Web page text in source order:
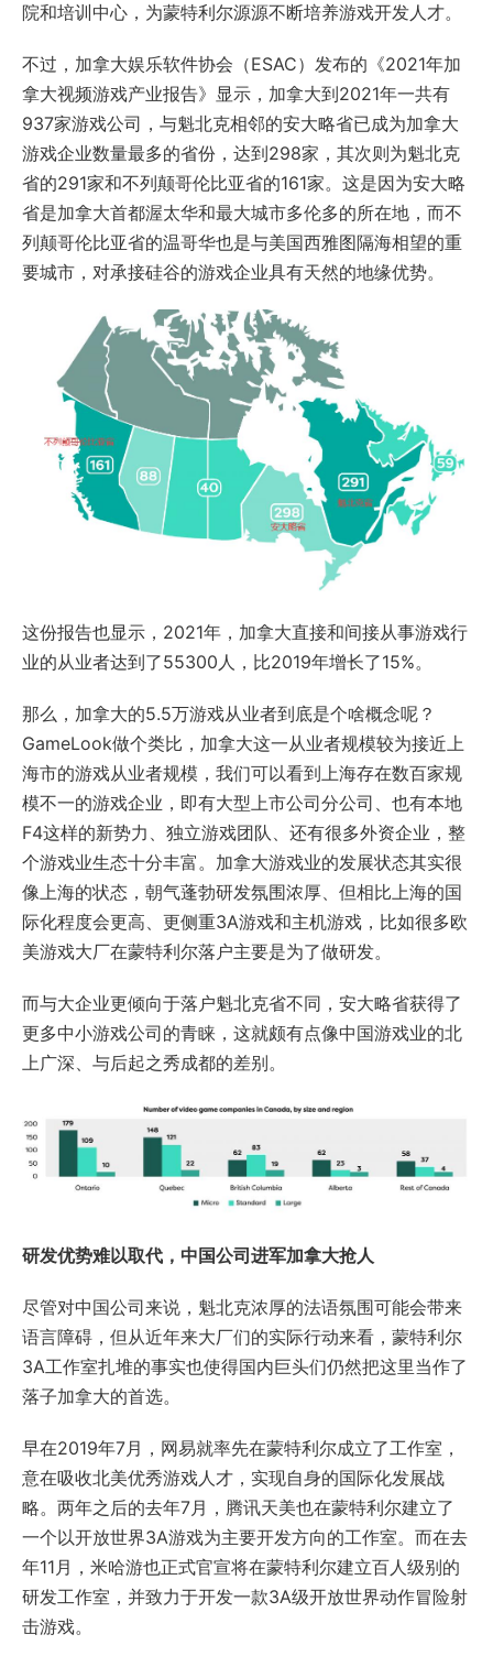
院和培训中心，为蒙特利尔源源不断培养游戏开发人才。
不过，加拿大娱乐软件协会（ESAC）发布的《2021年加
拿大视频游戏产业报告》显示，加拿大到2021年一共有
937家游戏公司，与魁北克相邻的安大略省已成为加拿大
游戏企业数量最多的省份，达到298家，其次则为魁北克
省的291家和不列颠哥伦比亚省的161家。这是因为安大略
省是加拿大首都渥太华和最大城市多伦多的所在地，而不
列颠哥伦比亚省的温哥华也是与美国西雅图隔海相望的重
要城市，对承接硅谷的游戏企业具有天然的地缘优势。
这份报告也显示，2021年，加拿大直接和间接从事游戏行
业的从业者达到了55300人，比2019年增长了15%。
那么，加拿大的5.5万游戏从业者到底是个啥概念呢？
GameLook做个类比，加拿大这一从业者规模较为接近上
海市的游戏从业者规模，我们可以看到上海存在数百家规
模不一的游戏企业，即有大型上市公司分公司、也有本地
F4这样的新势力、独立游戏团队、还有很多外资企业，整
个游戏业生态十分丰富。加拿大游戏业的发展状态其实很
像上海的状态，朝气蓬勃研发氛围浓厚、但相比上海的国
际化程度会更高、更侧重3A游戏和主机游戏，比如很多欧
美游戏大厂在蒙特利尔落户主要是为了做研发。
而与大企业更倾向于落户魁北克省不同，安大略省获得了
更多中小游戏公司的青睐，这就颇有点像中国游戏业的北
上广深、与后起之秀成都的差别。
研发优势难以取代，中国公司进军加拿大抢人
尽管对中国公司来说，魁北克浓厚的法语氛围可能会带来
语言障碍，但从近年来大厂们的实际行动来看，蒙特利尔
3A工作室扎堆的事实也使得国内巨头们仍然把这里当作了
落子加拿大的首选。
早在2019年7月，网易就率先在蒙特利尔成立了工作室，
意在吸收北美优秀游戏人才，实现自身的国际化发展战
略。两年之后的去年7月，腾讯天美也在蒙特利尔建立了
一个以开放世界3A游戏为主要开发方向的工作室。而在去
年11月，米哈游也正式官宣将在蒙特利尔建立百人级别的
研发工作室，并致力于开发一款3A级开放世界动作冒险射
击游戏。